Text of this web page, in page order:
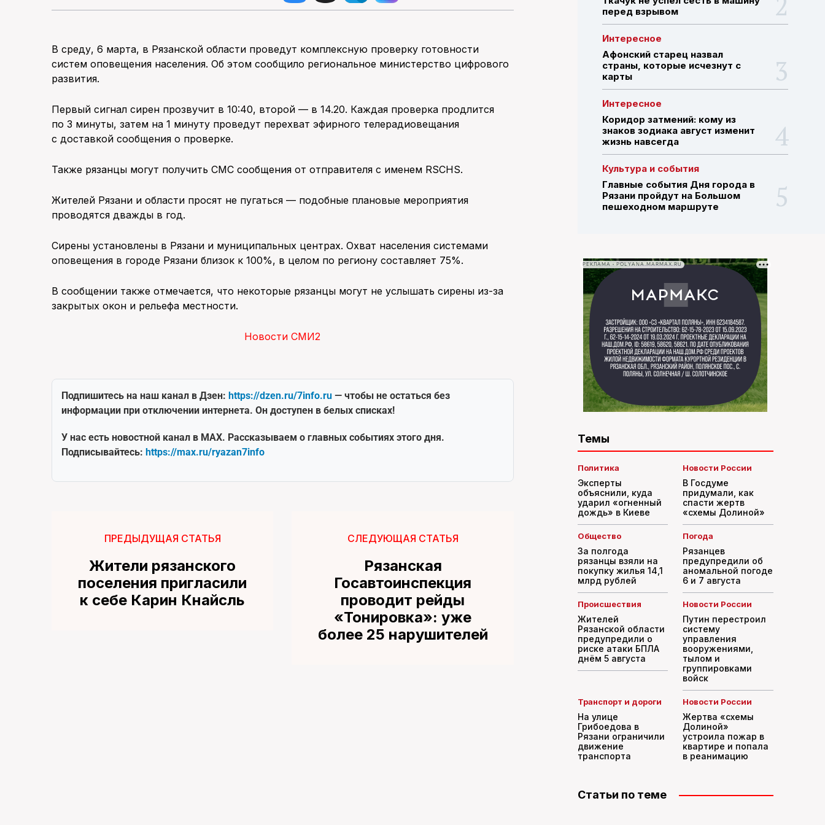
ПОИСК ПО САЙТУ
В среду, 6 марта, в Рязанской области проведут комплексную проверку готовности
систем оповещения населения. Об этом сообщило региональное министерство цифрового
развития.
Первый сигнал сирен прозвучит в 10:40, второй — в 14.20. Каждая проверка продлится
по 3 минуты, затем на 1 минуту проведут перехват эфирного телерадиовещания
с доставкой сообщения о проверке.
Также рязанцы могут получить СМС сообщения от отправителя с именем RSCHS.
Жителей Рязани и области просят не пугаться — подобные плановые мероприятия
проводятся дважды в год.
Сирены установлены в Рязани и муниципальных центрах. Охват населения системами
оповещения в городе Рязани близок к 100%, в целом по региону составляет 75%.
В сообщении также отмечается, что некоторые рязанцы могут не услышать сирены из-за
закрытых окон и рельефа местности.
Новости СМИ2
Подпишитесь на наш канал в Дзен: https://dzen.ru/7info.ru — чтобы не остаться без
информации при отключении интернета. Он доступен в белых списках!
У нас есть новостной канал в MAX. Рассказываем о главных событиях этого дня.
Подписывайтесь: https://max.ru/ryazan7info
ПРЕДЫДУЩАЯ СТАТЬЯ
Жители рязанского
поселения пригласили
к себе Карин Кнайсль
СЛЕДУЮЩАЯ СТАТЬЯ
Рязанская
Госавтоинспекция
проводит рейды
«Тонировка»: уже
более 25 нарушителей
перед взрывом
Интересное
Афонский старец назвал
страны, которые исчезнут с
карты
Интересное
Коридор затмений: кому из
знаков зодиака август изменит
жизнь навсегда
Культура и события
Главные события Дня города в
Рязани пройдут на Большом
пешеходном маршруте
РЕКЛАМА • POLYANA.MARMAX.RU
Темы
Политика
Эксперты
объяснили, куда
ударил «огненный
дождь» в Киеве
Новости России
В Госдуме
придумали, как
спасти жертв
«схемы Долиной»
Общество
За полгода
рязанцы взяли на
покупку жилья 14,1
млрд рублей
Погода
Рязанцев
предупредили об
аномальной погоде
6 и 7 августа
Происшествия
Жителей
Рязанской области
предупредили о
риске атаки БПЛА
днём 5 августа
Новости России
Путин перестроил
систему
управления
вооружениями,
тылом и
группировками
войск
Транспорт и дороги
На улице
Грибоедова в
Рязани ограничили
движение
транспорта
Новости России
Жертва «схемы
Долиной»
устроила пожар в
квартире и попала
в реанимацию
Статьи по теме